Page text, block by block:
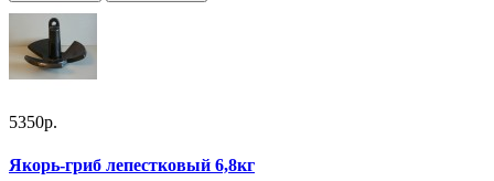
5350р.
Якорь-гриб лепестковый 6,8кг